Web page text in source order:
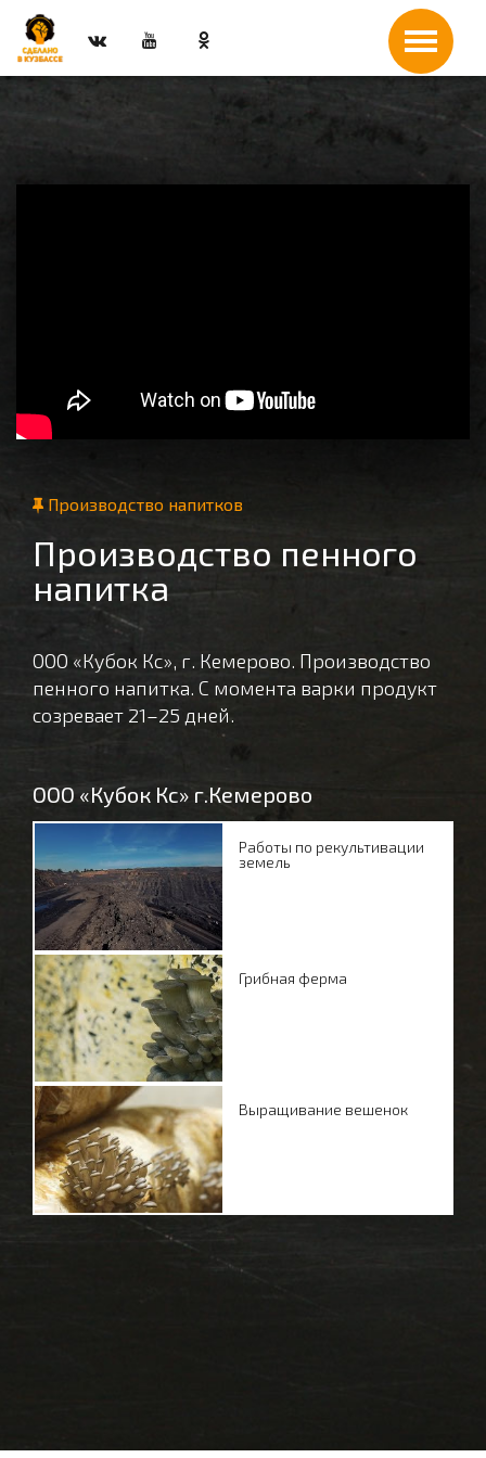
Производство напитков
Производство пенного
напитка
ООО «Кубок Кс», г. Кемерово. Производство
пенного напитка. С момента варки продукт
созревает 21–25 дней.
ООО «Кубок Кс» г.Кемерово
Работы по рекультивации
земель
Грибная ферма
Выращивание вешенок